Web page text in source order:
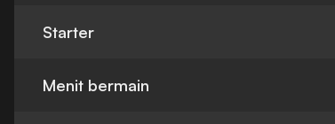
Starter
Menit bermain